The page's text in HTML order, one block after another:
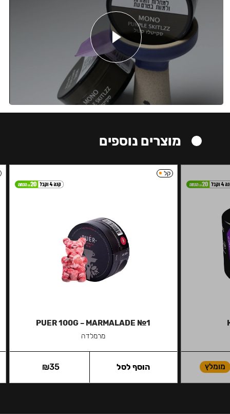
מוצרים נוספים
מומלץ
קל
PUER 100G – MARMALADE №1
מרמלדה
₪35 הוסף לסל